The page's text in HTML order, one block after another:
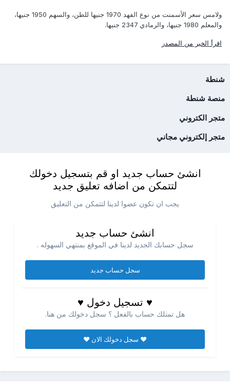
ولامس سعر الأسمنت من نوع الفهد 1970 جنيها للطن، والسهم 1950 جنيها،
والمعلم 1980 جنيها، والرمادي 2347 جنيها.
اقرأ الخبر من المصدر
شنطة
منصة شنطة
متجر الكتروني
متجر إلكتروني مجاني
انشئ حساب جديد او قم بتسجيل دخولك
لتتمكن من اضافه تعليق جديد
يجب ان تكون عضوا لدينا لتتمكن من التعليق
انشئ حساب جديد
سجل حسابك الجديد لدينا في الموقع بمنتهي السهوله .
سجل حساب جديد
♥ تسجيل دخول ♥
هل تمتلك حساب بالفعل ؟ سجل دخولك من هنا.
♥ سجل دخولك الان ♥